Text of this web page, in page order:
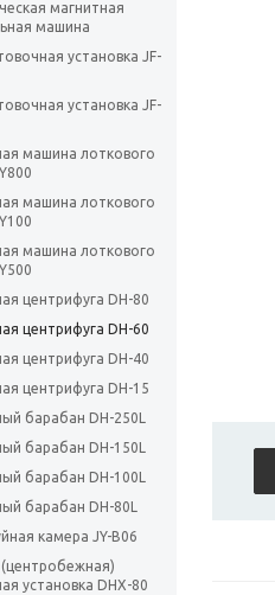
магнитная
машина
установка JF-
установка JF-
машина лоткового
машина лоткового
машина лоткового
центрифуга DH-80
центрифуга DH-60
центрифуга DH-40
центрифуга DH-15
барабан DH-250L
барабан DH-150L
барабан DH-100L
барабан DH-80L
камера JY-B06
установка DHX-80